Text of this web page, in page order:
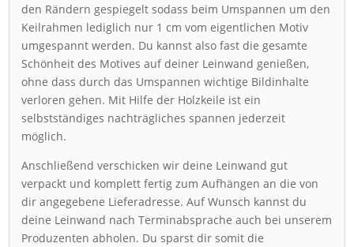
den Rändern gespiegelt sodass beim Umspannen um den
Keilrahmen lediglich nur 1 cm vom eigentlichen Motiv
umgespannt werden. Du kannst also fast die gesamte
Schönheit des Motives auf deiner Leinwand genießen,
ohne dass durch das Umspannen wichtige Bildinhalte
verloren gehen. Mit Hilfe der Holzkeile ist ein
selbstständiges nachträgliches spannen jederzeit
möglich.
Anschließend verschicken wir deine Leinwand gut
verpackt und komplett fertig zum Aufhängen an die von
dir angegebene Lieferadresse. Auf Wunsch kannst du
deine Leinwand nach Terminabsprache auch bei unserem
Produzenten abholen. Du sparst dir somit die